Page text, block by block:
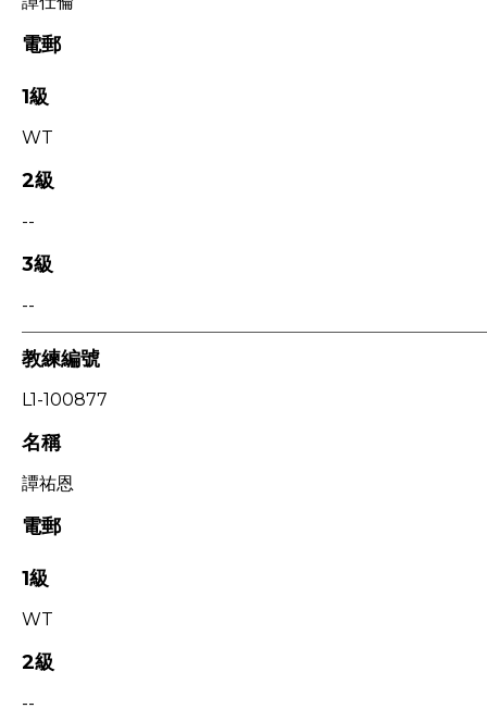
電郵
1級
WT
2級
--
3級
--
教練編號
L1-100877
名稱
譚祐恩
電郵
1級
WT
2級
--